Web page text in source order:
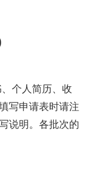
个人简历、收
写申请表时请注
说明。各批次的